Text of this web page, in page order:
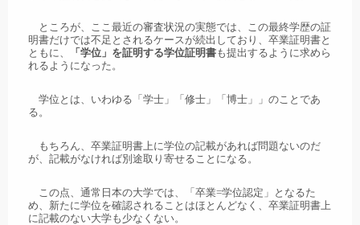
ところが、ここ最近の審査状況の実態では、この最終学歴の証
明書だけでは不足とされるケースが続出しており、卒業証明書と
ともに、
「学位」を証明する学位証明書も提出するように求めら
れるようになった。
学位とは、いわゆる「学士」「修士」「博士」」のことであ
る。
もちろん、卒業証明書上に学位の記載があれば問題ないのだ
が、記載がなければ別途取り寄せることになる。
この点、通常日本の大学では、「卒業=学位認定」となるた
め、新たに学位を確認されることはほとんどなく、卒業証明書上
に記載のない大学も少なくない。